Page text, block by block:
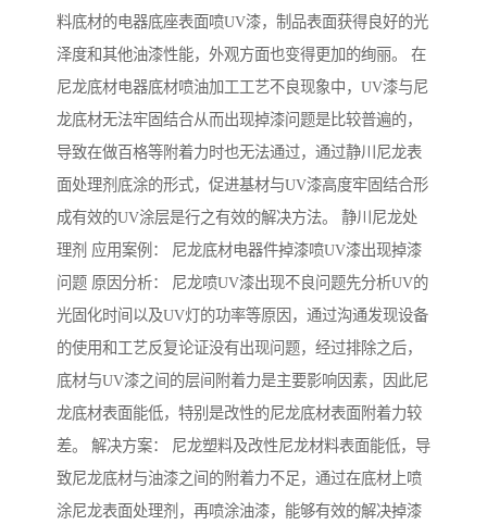
料底材的电器底座表面喷UV漆，制品表面获得良好的光
泽度和其他油漆性能，外观方面也变得更加的绚丽。 在
尼龙底材电器底材喷油加工工艺不良现象中，UV漆与尼
龙底材无法牢固结合从而出现掉漆问题是比较普遍的，
导致在做百格等附着力时也无法通过，通过静川尼龙表
面处理剂底涂的形式，促进基材与UV漆高度牢固结合形
成有效的UV涂层是行之有效的解决方法。 静川尼龙处
理剂 应用案例： 尼龙底材电器件掉漆喷UV漆出现掉漆
问题 原因分析： 尼龙喷UV漆出现不良问题先分析UV的
光固化时间以及UV灯的功率等原因，通过沟通发现设备
的使用和工艺反复论证没有出现问题，经过排除之后，
底材与UV漆之间的层间附着力是主要影响因素，因此尼
龙底材表面能低，特别是改性的尼龙底材表面附着力较
差。 解决方案： 尼龙塑料及改性尼龙材料表面能低，导
致尼龙底材与油漆之间的附着力不足，通过在底材上喷
涂尼龙表面处理剂，再喷涂油漆，能够有效的解决掉漆